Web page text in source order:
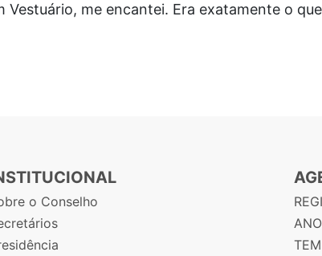
me encantei. Era exatamente o que
o Conselho